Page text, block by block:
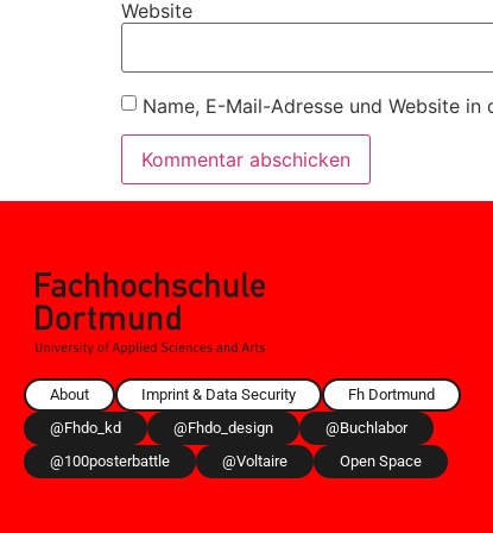
Website
Name, E-Mail-Adresse und Website
About Imprint & Data Security
Fh Dortmund
@fhdo_kd
@fhdo_design
@buchlabor
@100posterbattle
@voltaire Open Space